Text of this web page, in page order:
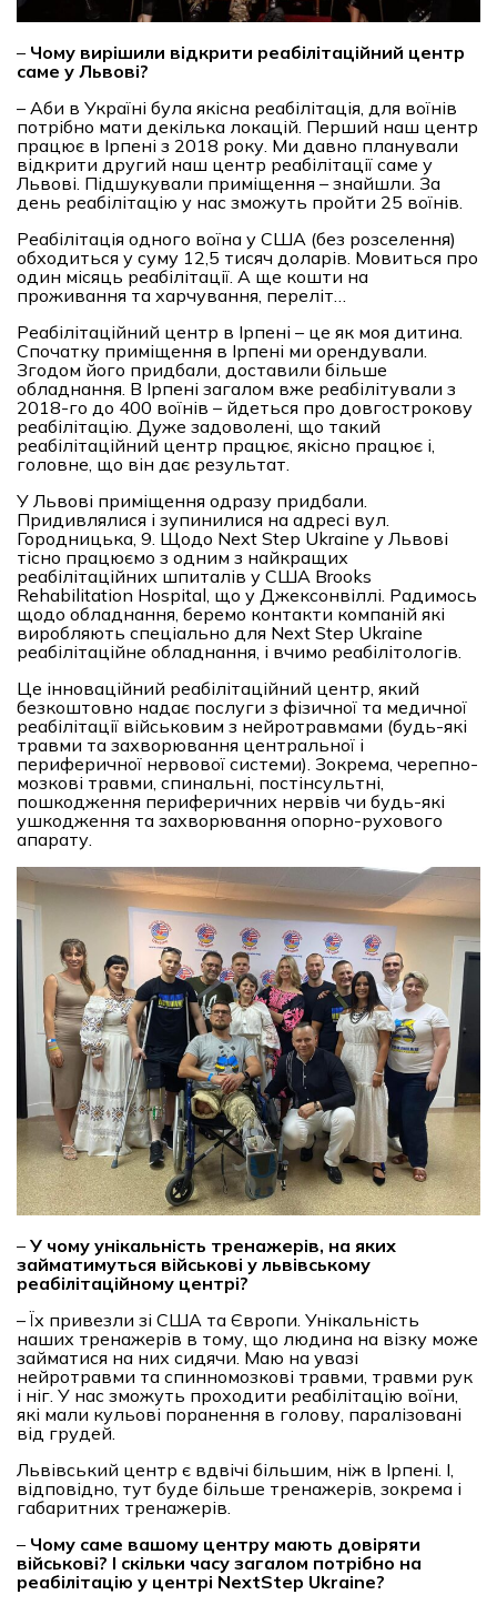
– Чому вирішили відкрити реабілітаційний центр
саме у Львові?
– Аби в Україні була якісна реабілітація, для воїнів
потрібно мати декілька локацій. Перший наш центр
працює в Ірпені з 2018 року. Ми давно планували
відкрити другий наш центр реабілітації саме у
Львові. Підшукували приміщення – знайшли. За
день реабілітацію у нас зможуть пройти 25 воїнів.
Реабілітація одного воїна у США (без розселення)
обходиться у суму 12,5 тисяч доларів. Мовиться про
один місяць реабілітації. А ще кошти на
проживання та харчування, переліт…
Реабілітаційний центр в Ірпені – це як моя дитина.
Спочатку приміщення в Ірпені ми орендували.
Згодом його придбали, доставили більше
обладнання. В Ірпені загалом вже реабілітували з
2018-го до 400 воїнів – йдеться про довгострокову
реабілітацію. Дуже задоволені, що такий
реабілітаційний центр працює, якісно працює і,
головне, що він дає результат.
У Львові приміщення одразу придбали.
Придивлялися і зупинилися на адресі вул.
Городницька, 9. Щодо Next Step Ukraine у Львові
тісно працюємо з одним з найкращих
реабілітаційних шпиталів у США Brooks
Rehabilitation Hospital, що у Джексонвіллі. Радимось
щодо обладнання, беремо контакти компаній які
виробляють спеціально для Next Step Ukraine
реабілітаційне обладнання, і вчимо реабілітологів.
Це інноваційний реабілітаційний центр, який
безкоштовно надає послуги з фізичної та медичної
реабілітації військовим з нейротравмами (будь-які
травми та захворювання центральної і
периферичної нервової системи). Зокрема, черепно-
мозкові травми, спинальні, постінсультні,
пошкодження периферичних нервів чи будь-які
ушкодження та захворювання опорно-рухового
апарату.
– У чому унікальність тренажерів, на яких
займатимуться військові у львівському
реабілітаційному центрі?
– Їх привезли зі США та Європи. Унікальність
наших тренажерів в тому, що людина на візку може
займатися на них сидячи. Маю на увазі
нейротравми та спинномозкові травми, травми рук
і ніг. У нас зможуть проходити реабілітацію воїни,
які мали кульові поранення в голову, паралізовані
від грудей.
Львівський центр є вдвічі більшим, ніж в Ірпені. І,
відповідно, тут буде більше тренажерів, зокрема і
габаритних тренажерів.
– Чому саме вашому центру мають довіряти
військові? І скільки часу загалом потрібно на
реабілітацію у центрі NextStep Ukraine?